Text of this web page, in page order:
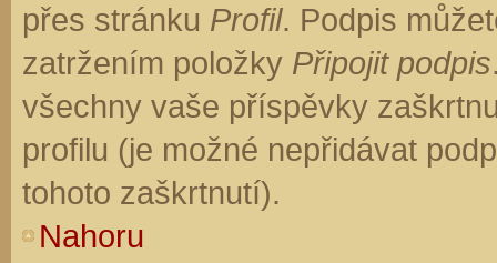
přes stránku Profil. Podpis
zatržením položky Připojit podpis
všechny vaše příspěvky
profilu (je možné nepřidávat
tohoto zaškrtnutí).
Nahoru